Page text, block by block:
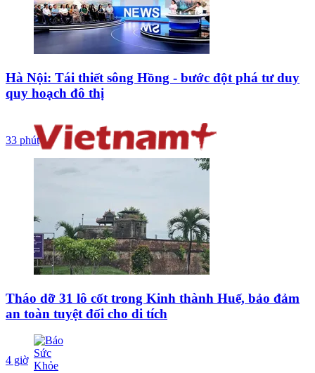
Hà Nội: Tái thiết sông Hồng - bước đột phá tư duy
quy hoạch đô thị
33 phút
Tháo dỡ 31 lô cốt trong Kinh thành Huế, bảo đảm
an toàn tuyệt đối cho di tích
4 giờ